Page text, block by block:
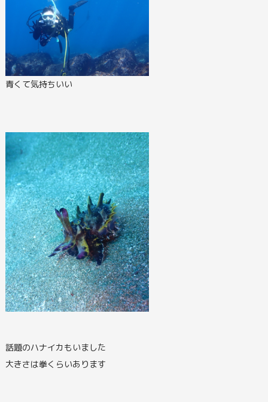
青くて気持ちいい
話題のハナイカもいました
大きさは拳くらいあります